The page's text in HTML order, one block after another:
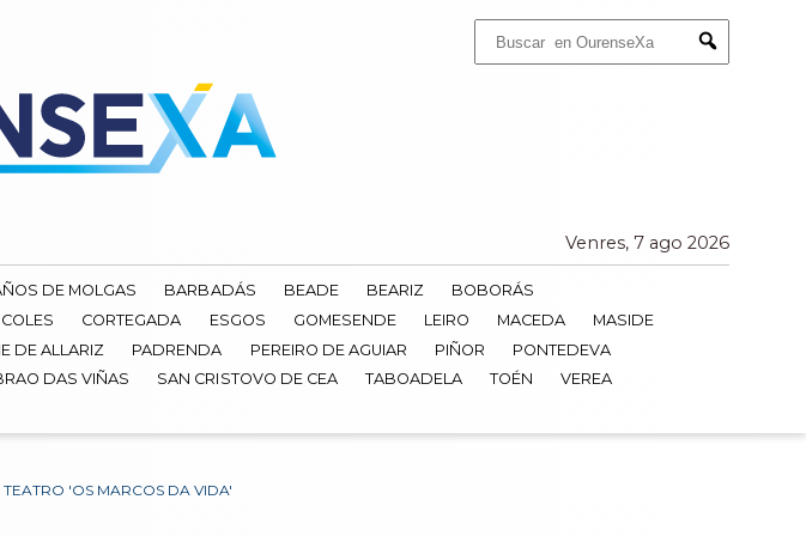
Submit
Venres, 7 ago 2026
DE MOLGAS BARBADÁS BEADE BEARIZ
BOBORÁS
COLES CORTEGADA ESGOS GOMESENDE LEIRO MACEDA
MASIDE
DE ALLARIZ PADRENDA PEREIRO DE AGUIAR PIÑOR
PONTEDEVA
DAS VIÑAS SAN CRISTOVO DE CEA TABOADELA TOÉN
VEREA
'OS MARCOS DA VIDA'